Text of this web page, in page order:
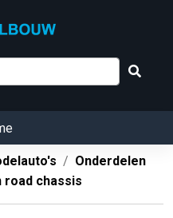
Onderdelen
road chassis